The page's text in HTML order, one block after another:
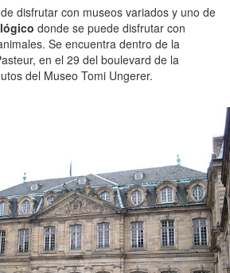
disfrutar con museos variados y uno de
donde se puede disfrutar con
Se encuentra dentro de la
en el 29 del boulevard de la
del Museo Tomi Ungerer.